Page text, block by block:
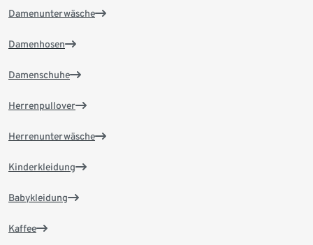
Damenunterwäsche
Damenhosen
Damenschuhe
Herrenpullover
Herrenunterwäsche
Kinderkleidung
Babykleidung
Kaffee